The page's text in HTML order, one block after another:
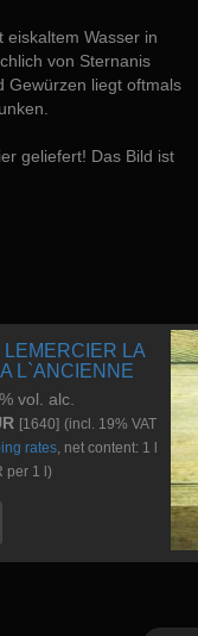
eiskaltem Wasser in
von Sternanis
Gewürzen liegt oftmals
geliefert! Das Bild ist
LEMERCIER LA
L`ANCIENNE
vol. alc.
[1640] (incl. 19% VAT
rates, net content: 1 l
per 1 l)